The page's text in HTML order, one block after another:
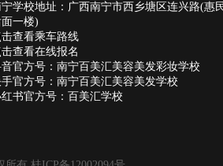
学校地址： 广西南宁市西乡塘区连兴路(惠
面一楼)
击查看乘车路线
击查看在线报名
官方号：南宁百美汇美容美发彩妆学校
官方号：南宁百美汇美容美发学校
书官方号：百美汇学校